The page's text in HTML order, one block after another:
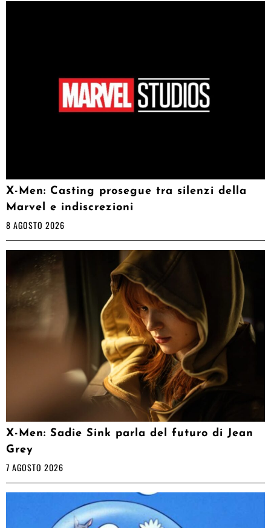
X-Men: Casting prosegue tra silenzi della
Marvel e indiscrezioni
8 AGOSTO 2026
X-Men: Sadie Sink parla del futuro di Jean
Grey
7 AGOSTO 2026